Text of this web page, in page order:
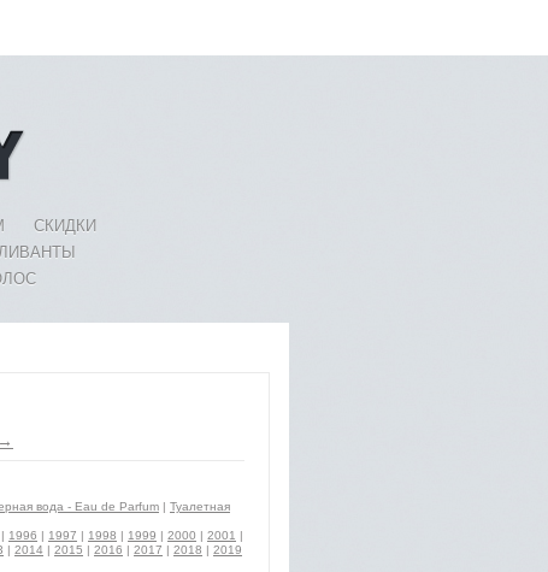
СКИДКИ
вода - Eau de Parfum | Туалетная
| 1996 | 1997 | 1998 | 1999 | 2000 | 2001 |
| 2014 | 2015 | 2016 | 2017 | 2018 | 2019